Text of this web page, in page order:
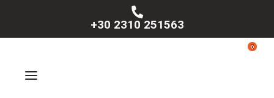
+30 2310 251563
0